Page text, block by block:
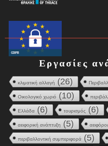
Εργασίες
κλιματική αλλαγή (26)
Οικολογικό χωριό (10)
Ελλάδα (6) τουρισμός (6)
αειφορική ανάπτυξη (5)
περιβαλλοντική συμπεριφορά (5)